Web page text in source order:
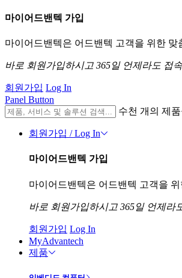
마이어드밴텍 가입
마이어드밴텍은 어드밴텍 고객을 위한
바로 회원가입하시고 365일 언제라도 접
회원가입 Log In
Panel Button
수천 개의 제
회원가입 / Log In
마이어드밴텍 가입
마이어드밴텍은 어드밴텍 고객을
바로 회원가입하시고 365일 언제라
회원가입 Log In
MyAdvantech
제품